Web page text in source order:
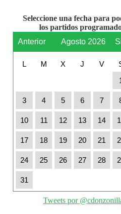
Seleccione una fecha para
los partidos
Anterior
Agosto 2026
L M X J V
3 4 5 6 7
10 11 12 13 14
17 18 19 20 21
24 25 26 27 28
31
Tweets por